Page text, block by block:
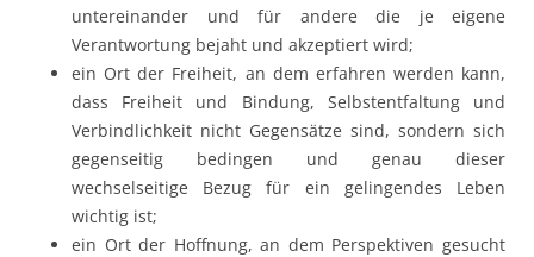
untereinan­der und für andere die je eigene
Verantwortung bejaht und ak­zeptiert wird;
ein Ort der Freiheit, an dem erfahren werden kann,
dass Frei­heit und Bindung, Selbstentfaltung und
Verbindlichkeit nicht Gegensätze sind, sondern sich
gegenseitig bedingen und genau dieser
wechselseitige Bezug für ein gelingendes Leben
wichtig ist;
ein Ort der Hoffnung, an dem Perspektiven gesucht